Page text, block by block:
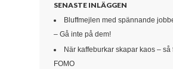
SENASTE INLÄGGEN
Bluffmejlen med spännande
– Gå inte på dem!
När kaffeburkar skapar kaos – så
FOMO